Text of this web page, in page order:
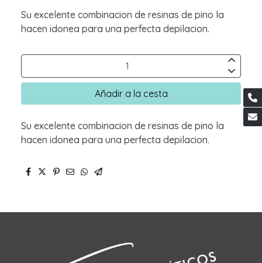
Su excelente combinacion de resinas de pino la
hacen idonea para una perfecta depilacion.
Añadir a la cesta
Su excelente combinacion de resinas de pino la
hacen idonea para una perfecta depilacion.